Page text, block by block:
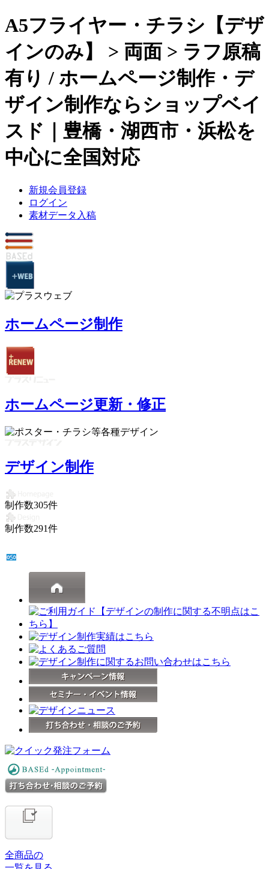
A5フライヤー・チラシ【デザ
インのみ】 > 両面 > ラフ原稿
有り / ホームページ制作・デ
ザイン制作ならショップベイ
スド｜豊橋・湖西市・浜松を
中心に全国対応
新規会員登録
ログイン
素材データ入稿
ホームページ制作
ホームページ更新・修正
デザイン制作
制作数305件
制作数291件
全商品の